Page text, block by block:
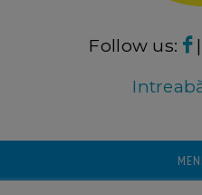
Follow us: |